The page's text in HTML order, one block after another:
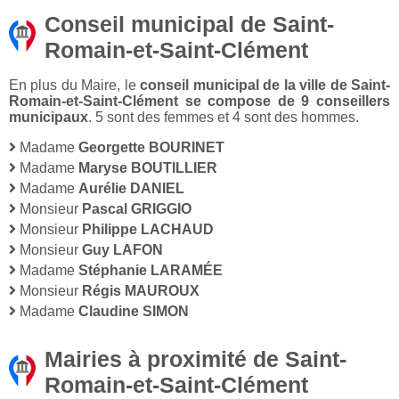
Conseil municipal de Saint-
Romain-et-Saint-Clément
En plus du Maire, leconseil municipal de la ville de Saint-
Romain-et-Saint-Clément se compose de 9 conseillers
municipaux. 5 sont des femmes et 4 sont des hommes.
Madame Georgette BOURINET
Madame Maryse BOUTILLIER
Madame Aurélie DANIEL
Monsieur Pascal GRIGGIO
Monsieur Philippe LACHAUD
Monsieur Guy LAFON
Madame Stéphanie LARAMÉE
Monsieur Régis MAUROUX
Madame Claudine SIMON
Mairies à proximité de Saint-
Romain-et-Saint-Clément